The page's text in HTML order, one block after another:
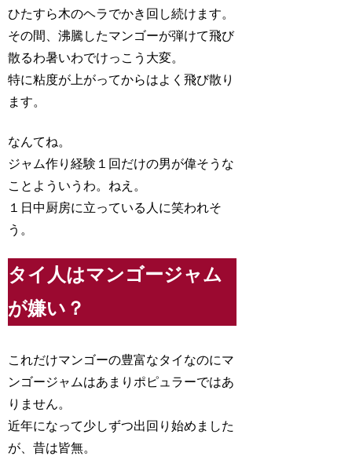
ひたすら木のヘラでかき回し続けます。
その間、沸騰したマンゴーが弾けて飛び
散るわ暑いわでけっこう大変。
特に粘度が上がってからはよく飛び散り
ます。
なんてね。
ジャム作り経験１回だけの男が偉そうな
ことよういうわ。ねえ。
１日中厨房に立っている人に笑われそ
う。
タイ人はマンゴージャム
が嫌い？
これだけマンゴーの豊富なタイなのにマ
ンゴージャムはあまりポピュラーではあ
りません。
近年になって少しずつ出回り始めました
が、昔は皆無。